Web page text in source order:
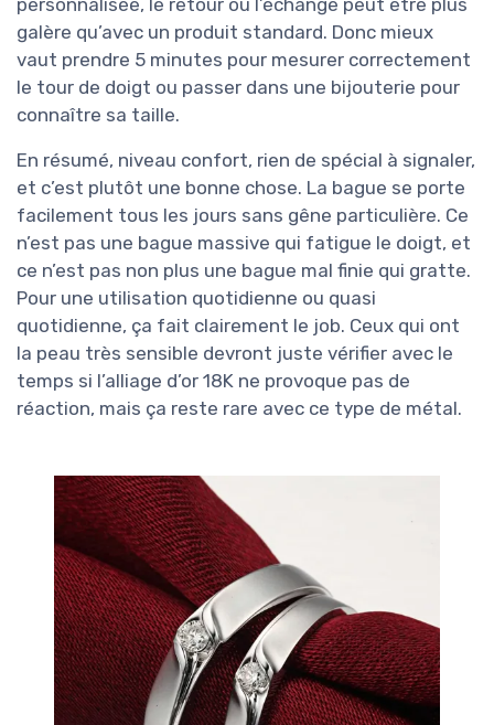
galère qu’avec un produit standard. Donc mieux
vaut prendre 5 minutes pour mesurer correctement
le tour de doigt ou passer dans une bijouterie pour
connaître sa taille.
En résumé, niveau confort, rien de spécial à signaler,
et c’est plutôt une bonne chose. La bague se porte
facilement tous les jours sans gêne particulière. Ce
n’est pas une bague massive qui fatigue le doigt, et
ce n’est pas non plus une bague mal finie qui gratte.
Pour une utilisation quotidienne ou quasi
quotidienne, ça fait clairement le job. Ceux qui ont
la peau très sensible devront juste vérifier avec le
temps si l’alliage d’or 18K ne provoque pas de
réaction, mais ça reste rare avec ce type de métal.